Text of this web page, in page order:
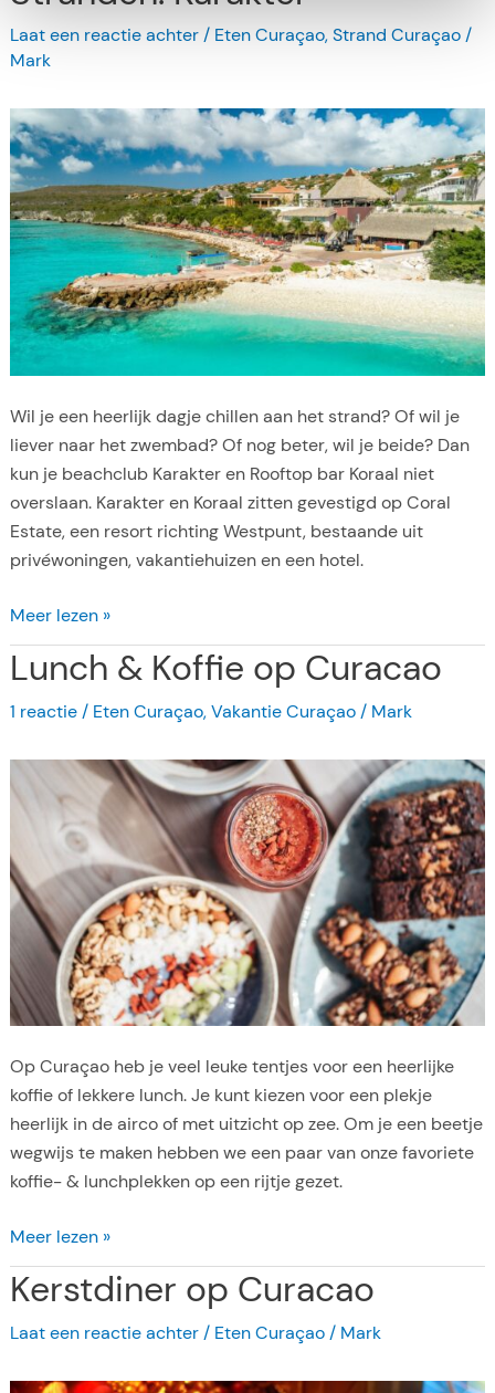
u
w
r
e
s
t
a
u
a
n
o
p
C
u
r
a
a
o
Laat een reactie achter / Eten Curaçao,Strand Curaçao/
Mark
Wil je een heerlijk dagje chillen aan het strand? Of wil je
liever naar het zwembad? Of nog beter, wil je beide? Dan
kun je beachclub Karakter en Rooftop bar Koraal niet
overslaan. Karakter en Koraal zitten gevestigd op Coral
Estate, een resort richting Westpunt, bestaande uit
privéwoningen, vakantiehuizen en een hotel.
S
t
a
d
e
K
a
a
k
t
r
Meer lezen »
Lunch & Koffie op Curacao
1 reactie / Eten Curaçao,Vakantie Curaçao/ Mark
Op Curaçao heb je veel leuke tentjes voor een heerlijke
koffie of lekkere lunch. Je kunt kiezen voor een plekje
heerlijk in de airco of met uitzicht op zee. Om je een beetje
wegwijs te maken hebben we een paar van onze favoriete
koffie- & lunchplekken op een rijtje gezet.
L
u
n
c
&
Meer lezen »
Kerstdiner op Curacao
Laat een reactie achter / Eten Curaçao/ Mark